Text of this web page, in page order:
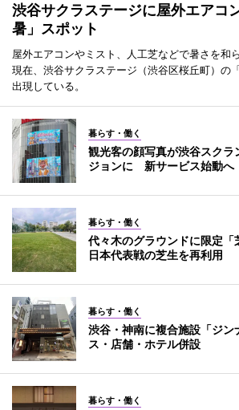
渋谷サクラステージに屋外エアコ
暑」スポット
屋外エアコンやミスト、人工芝などで暑さを和
現在、渋谷サクラステージ（渋谷区桜丘町）の
出現している。
暮らす・働く
観光客の顔写真が渋谷スクラ
ジョンに 新サービス始動へ
暮らす・働く
代々木のグラウンドに限定
日本代表戦の芝生を再利用
暮らす・働く
渋谷・神南に複合施設「ジ
ス・店舗・ホテル併設
暮らす・働く